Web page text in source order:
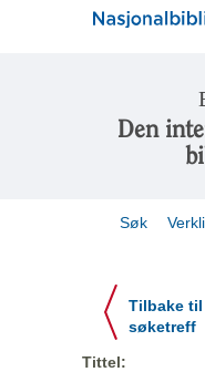
Den
Søk
Tilbake til
søketreff
Tittel: